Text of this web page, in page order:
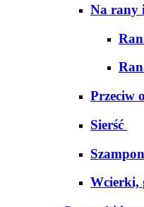
Na rany
Przeciw
Sierść
Wcierki,